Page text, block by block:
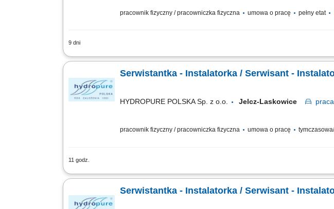
pracownik fizyczny / pracowniczka fizyczna umowa o pracę pełny etat
9 dni
Prace przy montażu instalacji przeciwpożarowych
Serwistantka - Instalatorka / Serwisant -
HYDROPURE POLSKA Sp. z o.o. Jelcz-Laskowice praca
pracownik fizyczny / pracowniczka fizyczna umowa o pracę
11 godz.
Zakres obowiązków: montaż urządzeń do uzdatniania i oczyszczania
Serwistantka - Instalatorka / Serwisant -